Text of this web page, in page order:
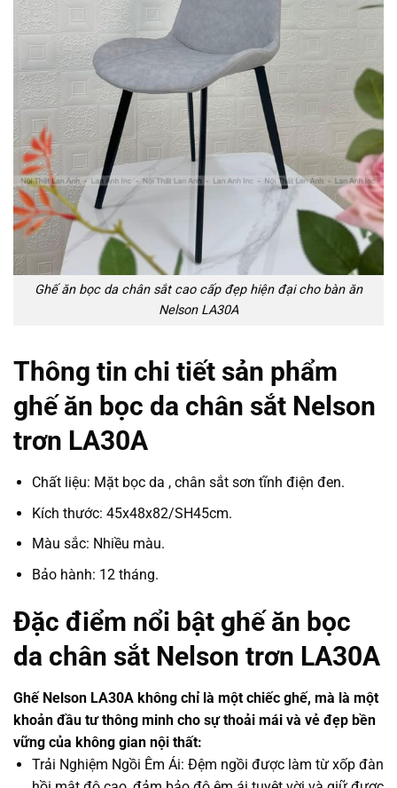
Ghế ăn bọc da chân sắt cao cấp đẹp hiện đại cho bàn ăn
Nelson LA30A
Thông tin chi tiết sản phẩm
ghế ăn bọc da chân sắt Nelson
trơn LA30A
Chất liệu: Mặt bọc da , chân sắt sơn tĩnh điện đen.
Kích thước: 45x48x82/SH45cm.
Màu sắc: Nhiều màu.
Bảo hành: 12 tháng.
Đặc điểm nổi bật ghế ăn bọc
da chân sắt Nelson trơn LA30A
Ghế Nelson LA30A không chỉ là một chiếc ghế, mà là một
khoản đầu tư thông minh cho sự thoải mái và vẻ đẹp bền
vững của không gian nội thất:
Trải Nghiệm Ngồi Êm Ái: Đệm ngồi được làm từ xốp đàn